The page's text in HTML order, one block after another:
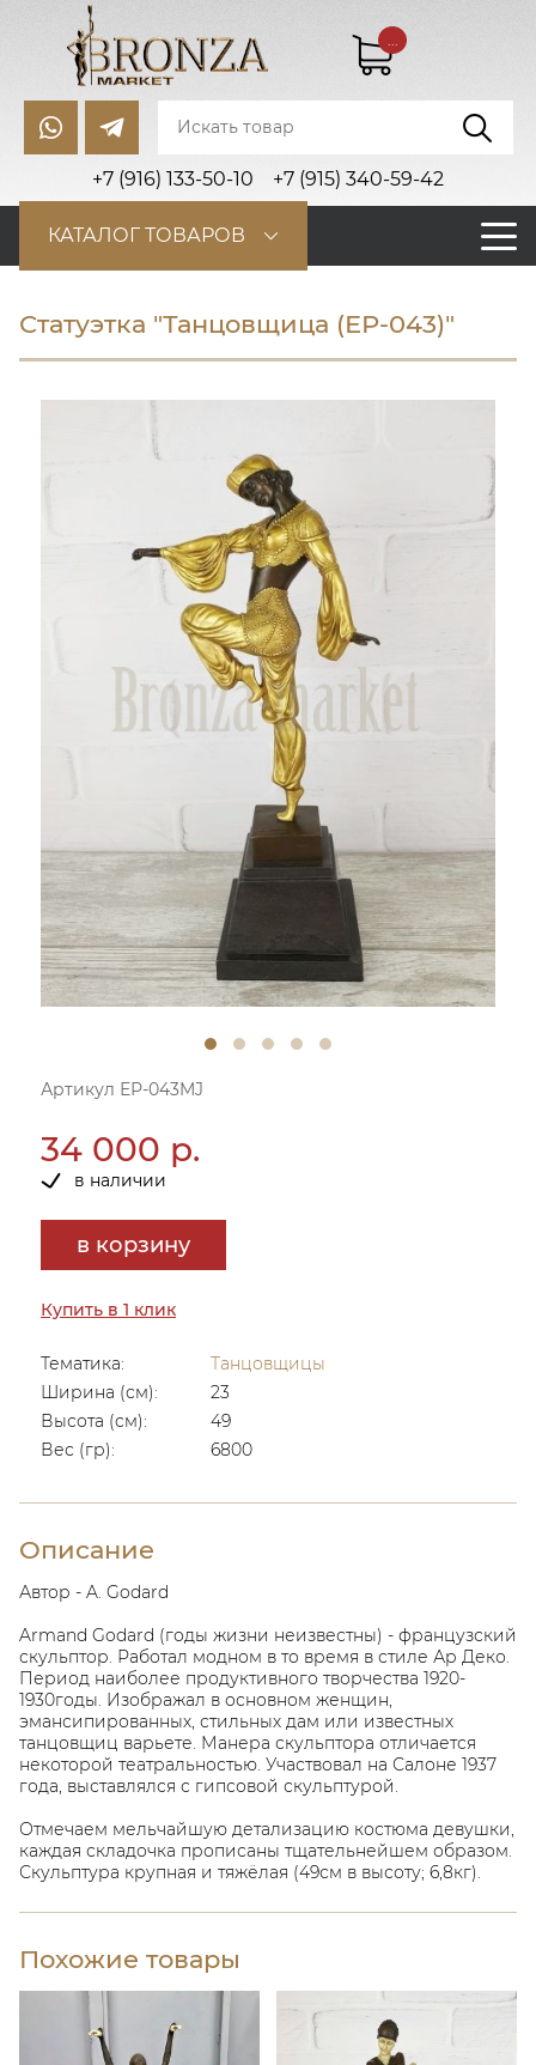
+7 (916) 133-50-10 +7 (915) 340-59-42
...
КАТАЛОГ ТОВАРОВ
Статуэтка "Танцовщица (ЕР-043)"
Артикул ЕР-043MJ
34 000 р.
в наличии
в корзину
Купить в 1 клик
Тематика:
Танцовщицы
Ширина (см):
23
Высота (см):
49
Вес (гр):
6800
Описание
Автор - A. Godard
Armand Godard (годы жизни неизвестны) - французский
скульптор. Работал модном в то время в стиле Ар Деко.
Период наиболее продуктивного творчества 1920-
1930годы. Изображал в основном женщин,
эмансипированных, стильных дам или известных
танцовщиц варьете. Манера скульптора отличается
некоторой театральностью. Участвовал на Салоне 1937
года, выставлялся с гипсовой скульптурой.
Отмечаем мельчайшую детализацию костюма девушки,
каждая складочка прописаны тщательнейшем образом.
Скульптура крупная и тяжёлая (49см в высоту; 6,8кг).
Похожие товары